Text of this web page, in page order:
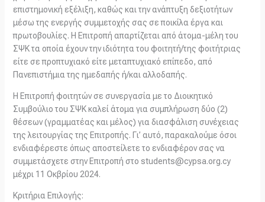
επιστημονική εξέλιξη, καθώς και την ανάπτυξη δεξιοτήτων
μέσω της ενεργής συμμετοχής σας σε ποικίλα έργα και
πρωτοβουλίες. Η Επιτροπή απαρτίζεται από άτομα-μέλη του
ΣΨΚ τα οποία έχουν την ιδιότητα του φοιτητή/της φοιτήτριας
είτε σε προπτυχιακό είτε μεταπτυχιακό επίπεδο, από
Πανεπιστήμια της ημεδαπής ή/και αλλοδαπής.
Η Επιτροπή φοιτητών σε συνεργασία με το Διοικητικό
Συμβούλιο του ΣΨΚ καλεί άτομα για συμπλήρωση δύο (2)
θέσεων (γραμματέας και μέλος) για διασφάλιση συνέχειας
της λειτουργίας της Επιτροπής. Γι’ αυτό, παρακαλούμε όσοι
ενδιαφέρεστε όπως αποστείλετε το ενδιαφέρον σας να
συμμετάσχετε στην Επιτροπή στο students@cypsa.org.cy
μέχρι 11 Οκβρίου 2024.
Κριτήρια Επιλογής: